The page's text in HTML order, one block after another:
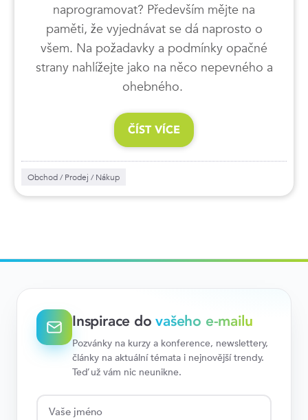
naprogramovat? Především mějte na
paměti, že vyjednávat se dá naprosto o
všem. Na požadavky a podmínky opačné
strany nahlížejte jako na něco nepevného a
ohebného.
ČÍST VÍCE
Obchod / Prodej / Nákup
Inspirace dovašeho e-mailu
Pozvánky na kurzy a konference, newslettery,
články na aktuální témata i nejnovější trendy.
Teď už vám nic neunikne.